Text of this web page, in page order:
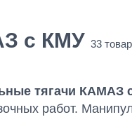
с КМУ
тягачи КАМАЗ
работ.